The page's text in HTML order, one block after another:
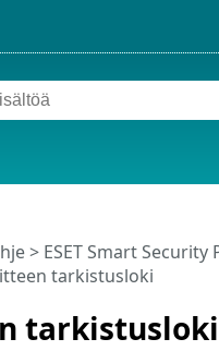
tarkistusloki
> ESET Smart Security
tarkistusloki